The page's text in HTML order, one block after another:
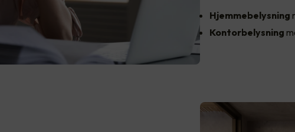
Hjemmebelysning
Kontorbelysning